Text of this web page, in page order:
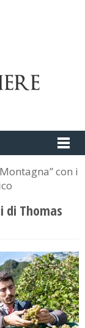
con i
di Thomas